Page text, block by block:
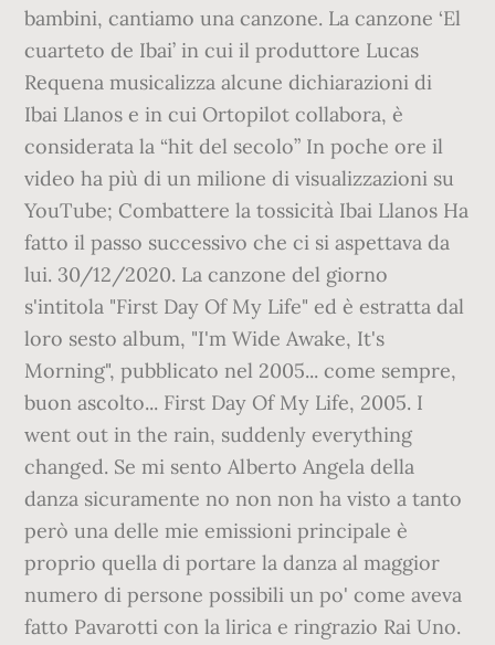
bambini, cantiamo una canzone. La canzone ‘El
cuarteto de Ibai’ in cui il produttore Lucas
Requena musicalizza alcune dichiarazioni di
Ibai Llanos e in cui Ortopilot collabora, è
considerata la “hit del secolo” In poche ore il
video ha più di un milione di visualizzazioni su
YouTube; Combattere la tossicità Ibai Llanos Ha
fatto il passo successivo che ci si aspettava da
lui. 30/12/2020. La canzone del giorno
s'intitola "First Day Of My Life" ed è estratta dal
loro sesto album, "I'm Wide Awake, It's
Morning", pubblicato nel 2005... come sempre,
buon ascolto... First Day Of My Life, 2005. I
went out in the rain, suddenly everything
changed. Se mi sento Alberto Angela della
danza sicuramente no non non ha visto a tanto
però una delle mie emissioni principale è
proprio quella di portare la danza al maggior
numero di persone possibili un po' come aveva
fatto Pavarotti con la lirica e ringrazio Rai Uno.